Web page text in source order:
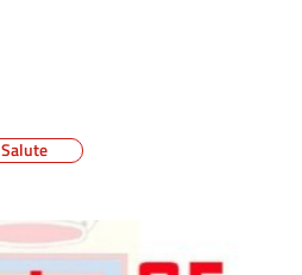
Salute